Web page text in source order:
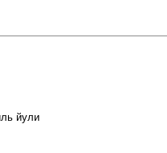
йули